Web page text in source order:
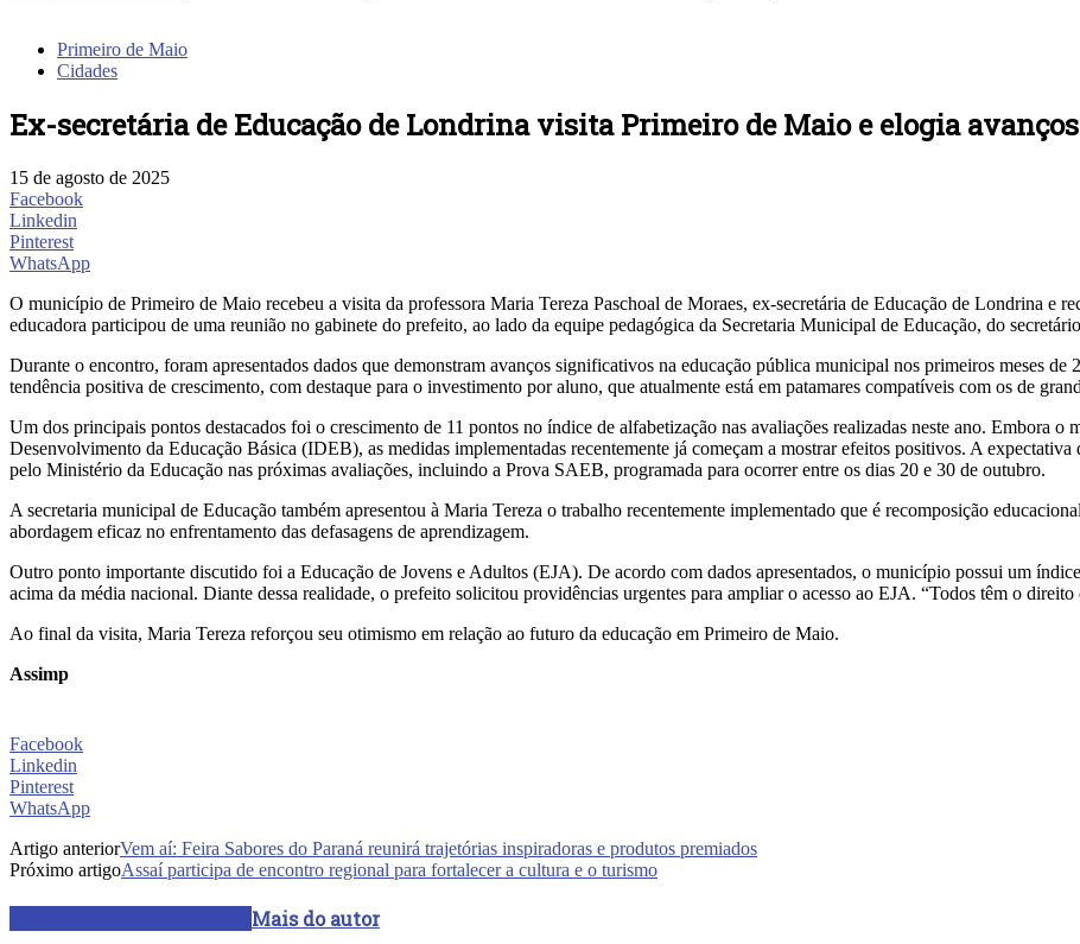
Primeiro de Maio
Cidades
Ex-secretária de Educação de Londrina visita Primeiro de Maio e elogia
15 de agosto de 2025
Facebook
Linkedin
Pinterest
WhatsApp
O município de Primeiro de Maio recebeu a visita da professora Maria Tereza Paschoal de Moraes, ex-secretária de Educação de Londrina e
educadora participou de uma reunião no gabinete do prefeito, ao lado da equipe pedagógica da Secretaria Municipal de Educação, do
Durante o encontro, foram apresentados dados que demonstram avanços significativos na educação pública municipal nos primeiros meses de
tendência positiva de crescimento, com destaque para o investimento por aluno, que atualmente está em patamares compatíveis com os de
Um dos principais pontos destacados foi o crescimento de 11 pontos no índice de alfabetização nas avaliações realizadas neste ano. Embora
Desenvolvimento da Educação Básica (IDEB), as medidas implementadas recentemente já começam a mostrar efeitos positivos. A
pelo Ministério da Educação nas próximas avaliações, incluindo a Prova SAEB, programada para ocorrer entre os dias 20 e 30 de outubro.
A secretaria municipal de Educação também apresentou à Maria Tereza o trabalho recentemente implementado que é recomposição
abordagem eficaz no enfrentamento das defasagens de aprendizagem.
Outro ponto importante discutido foi a Educação de Jovens e Adultos (EJA). De acordo com dados apresentados, o município possui um
acima da média nacional. Diante dessa realidade, o prefeito solicitou providências urgentes para ampliar o acesso ao EJA. “Todos têm o
Ao final da visita, Maria Tereza reforçou seu otimismo em relação ao futuro da educação em Primeiro de Maio.
Assimp
Facebook
Linkedin
Pinterest
WhatsApp
Artigo anteriorVem aí: Feira Sabores do Paraná reunirá trajetórias inspiradoras e produtos premiados
Próximo artigoAssaí participa de encontro regional para fortalecer a cultura e o turismo
Mais do autor